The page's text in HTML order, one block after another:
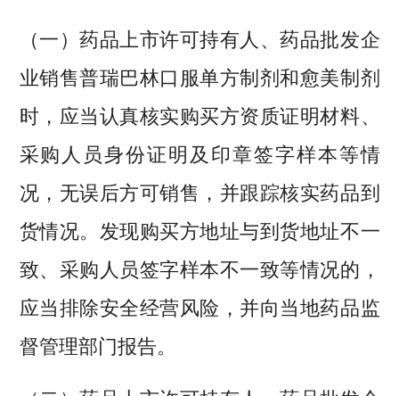
（一）药品上市许可持有人、药品批发企
业销售普瑞巴林口服单方制剂和愈美制剂
时，应当认真核实购买方资质证明材料、
采购人员身份证明及印章签字样本等情
况，无误后方可销售，并跟踪核实药品到
货情况。发现购买方地址与到货地址不一
致、采购人员签字样本不一致等情况的，
应当排除安全经营风险，并向当地药品监
督管理部门报告。